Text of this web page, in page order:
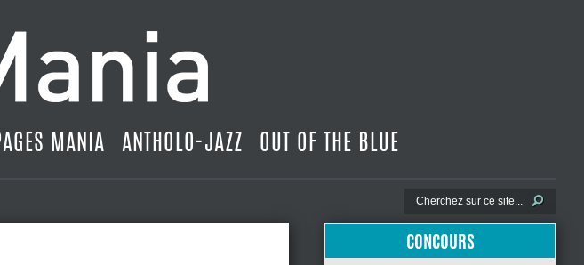
MANIA ANTHOLO-JAZZ OUT OF THE BLUE
CONCOURS